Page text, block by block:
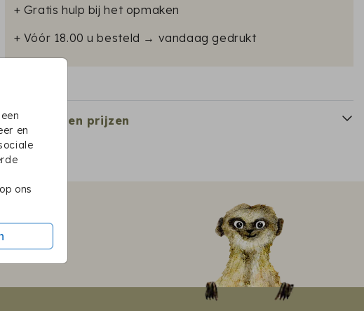
en
ons
+ Gratis hulp bij het opmaken
+ Vóór 18.00 u besteld → vandaag gedrukt
Formaten en prijzen